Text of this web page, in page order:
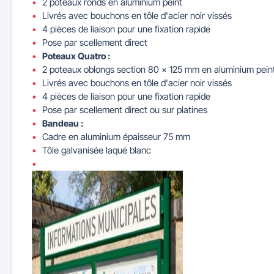
2 poteaux ronds en aluminium peint
Livrés avec bouchons en tôle d'acier noir vissés
4 pièces de liaison pour une fixation rapide
Pose par scellement direct
Poteaux Quatro :
2 poteaux oblongs section 80 x 125 mm en aluminium
Livrés avec bouchons en tôle d'acier noir vissés
4 pièces de liaison pour une fixation rapide
Pose par scellement direct ou sur platines
Bandeau :
Cadre en aluminium épaisseur 75 mm
Tôle galvanisée laqué blanc